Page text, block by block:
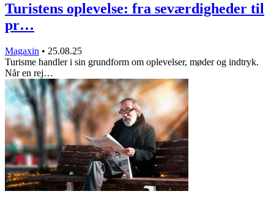
Turistens oplevelse: fra seværdigheder til
pr…
Magaxin • 25.08.25
Turisme handler i sin grundform om oplevelser, møder og indtryk.
Når en rej…